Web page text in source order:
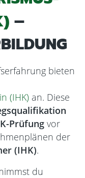
–
bieten
(IHK) an. Diese
Prüfung vor
der
(IHK).
du